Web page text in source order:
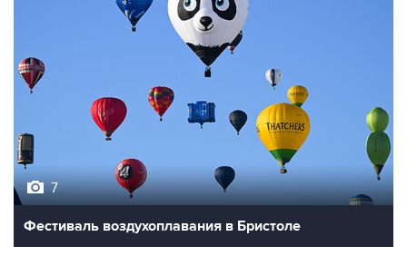
7
Фестиваль воздухоплавания в Бристоле